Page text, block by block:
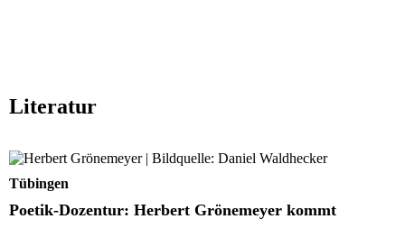
Literatur
Poetik-Dozentur: Herbert Grönemeyer kommt
Tübingen
Poetik-Dozentur: Herbert Grönemeyer kommt